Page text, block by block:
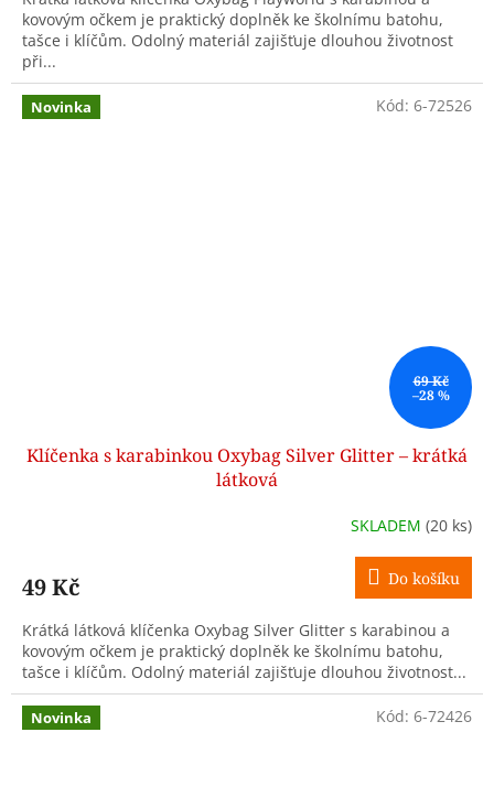
kovovým očkem je praktický doplněk ke školnímu batohu,
tašce i klíčům. Odolný materiál zajišťuje dlouhou životnost
při...
Novinka
69 Kč
–28 %
Klíčenka s karabinkou Oxybag Silver Glitter – krátká
látková
SKLADEM (20 ks)
49 Kč Do košíku
Krátká látková klíčenka Oxybag Silver Glitter s karabinou a
kovovým očkem je praktický doplněk ke školnímu batohu,
tašce i klíčům. Odolný materiál zajišťuje dlouhou životnost...
Kód: 6-72526
Novinka Kód: 6-72426